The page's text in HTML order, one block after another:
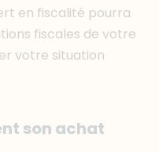
en fiscalité pourra
fiscales de votre
votre situation
son achat